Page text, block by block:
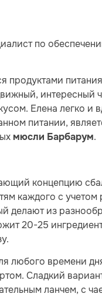
по
продуктами
Елена легко и
питании,
мюсли Барбарум.
концепцию
каждого с
делают из
20-25
любого времени
Сладкий
ланчем, с